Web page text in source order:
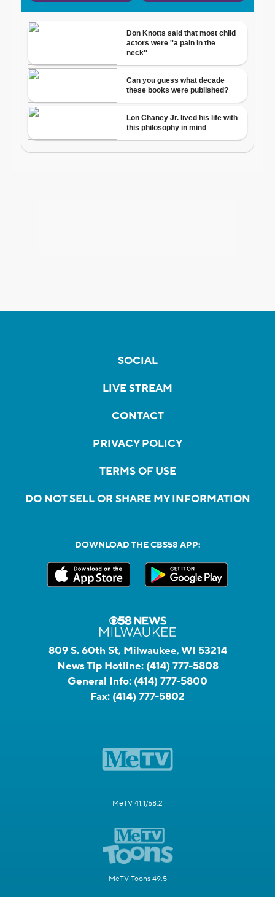
SOCIAL
LIVE STREAM
CONTACT
PRIVACY POLICY
TERMS OF USE
DO NOT SELL OR SHARE MY INFORMATION
DOWNLOAD THE CBS58 APP:
809 S. 60th St, Milwaukee, WI 53214
News Tip Hotline: (414) 777-5808
General Info: (414) 777-5800
Fax: (414) 777-5802
MeTV 41.1/58.2
MeTV Toons 49.5